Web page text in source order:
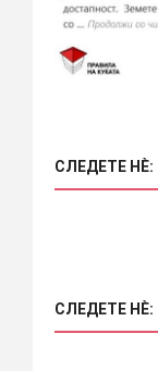
СЛЕДЕТЕ НÈ:
СЛЕДЕТЕ НÈ: